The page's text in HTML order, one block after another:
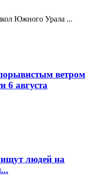
Южного Урала ...
ветром
6 августа
ищут людей на